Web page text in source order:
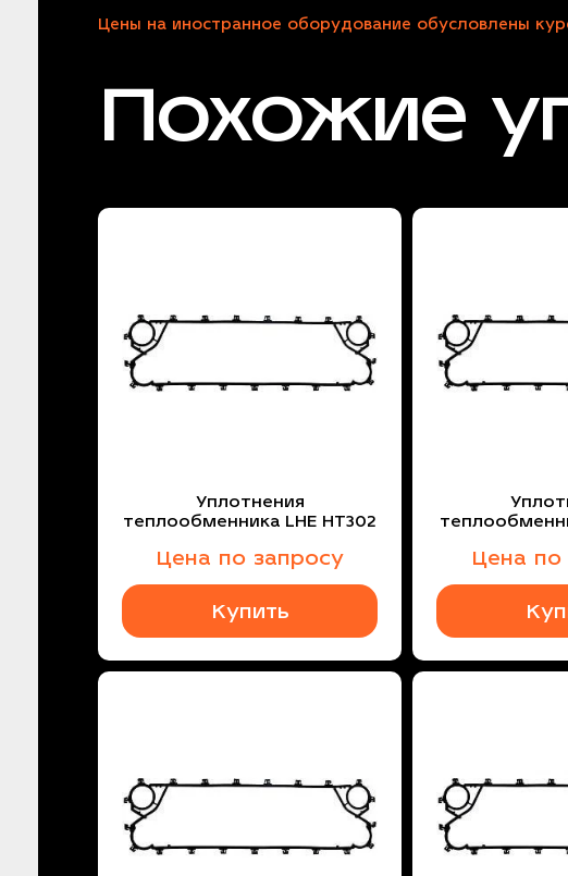
Цены на иностранное оборудование обусловлены
Похожие
Уплотнения
теплообменника LHE HT302
Цена по запросу
Купить
Цена по